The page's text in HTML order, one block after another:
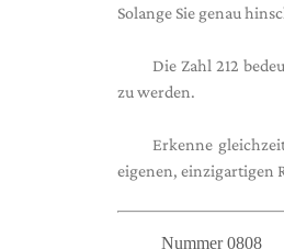
Solange Sie genau
Die Zahl 212
zu werden.
Erkenne
eigenen, einzigartigen
Nummer 0808